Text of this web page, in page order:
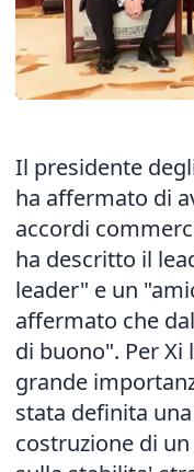
Il presidente
ha affermato di
accordi
ha descritto il
leader" e un
affermato che
di buono". Per Xi
grande
stata definita
costruzione di